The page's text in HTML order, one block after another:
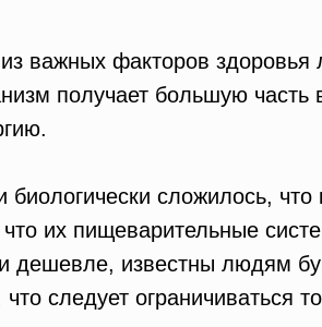
важных факторов
получает большую
биологически сложилось,
их пищеварительные
дешевле, известны людям
что следует ограничиваться